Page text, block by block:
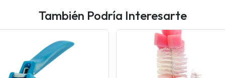
También Podría Interesarte